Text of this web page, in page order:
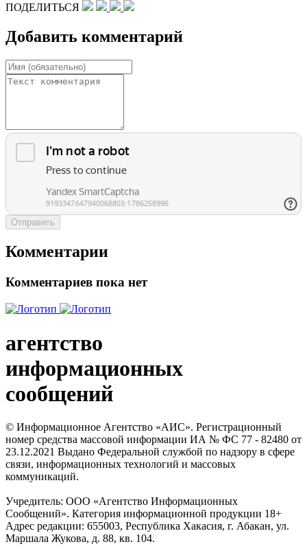
ПОДЕЛИТЬСЯ
Добавить комментарий
Отправить
Комментарии
Комментариев пока нет
агентство
информационных
сообщений
© Информационное Агентство «АИС». Регистрационный
номер средства массовой информации ИА № ФС 77 - 82480 от
23.12.2021 Выдано Федеральной службой по надзору в сфере
связи, информационных технологий и массовых
коммуникаций.
Учредитель: ООО «Агентство Информационных
Сообщений». Категория информационной продукции 18+
Адрес редакции: 655003, Республика Хакасия, г. Абакан, ул.
Маршала Жукова, д. 88, кв. 104.